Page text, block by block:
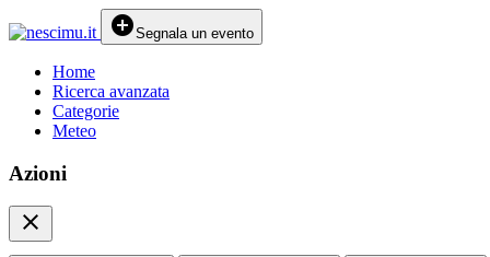
add_circleSegnala un evento
Home
Ricerca avanzata
Categorie
Meteo
Azioni
close